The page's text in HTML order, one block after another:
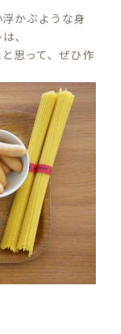
かぶような身
、
思って、ぜひ作